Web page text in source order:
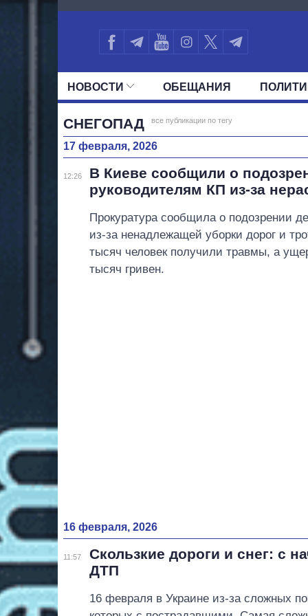
3973
НОВОСТИ ОБЕЩАНИЯ
ВСЕ ПОЛИТИКИ
СНЕГОПАД все публикации по тегу
17 февраля, 2026
12:26
В Киеве сообщили о
руководителям КП из‑за
Прокуратура сообщила о подозрении
из-за ненадлежащей уборки дорог и
тысяч человек получили травмы, а
тысяч гривен.
16 февраля, 2026
11:57
Скользкие дороги и снег: с
ДТП
16 февраля в Украине из-за сложных